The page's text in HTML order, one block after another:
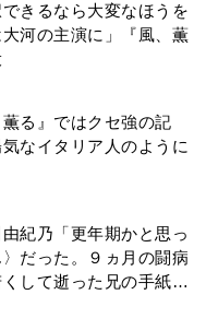
きるなら大変なほうを
河の主演に」『風、薫
る』ではクセ強の記
なイタリア人のように
紀乃「更年期かと思っ
だった。９ヵ月の闘病
して逝った兄の手紙を